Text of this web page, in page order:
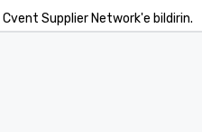
Cvent Supplier Network'e bildirin.